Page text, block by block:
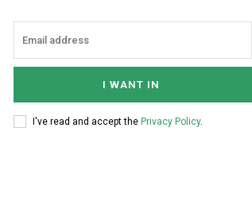
I WANT IN
I've read and accept the Privacy Policy.